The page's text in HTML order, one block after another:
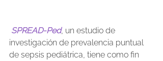
SPREAD-Ped, un estudio de
investigación de prevalencia puntual
de sepsis pediátrica, tiene como fin